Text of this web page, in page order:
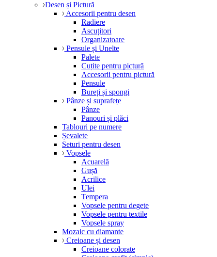
Desen și Pictură
Accesorii pentru desen
Radiere
Ascuțitori
Organizatoare
Pensule și Unelte
Palete
Cuțite pentru pictură
Accesorii pentru pictură
Pensule
Bureți și spongi
Pânze și suprafețe
Pânze
Panouri și plăci
Tablouri pe numere
Șevalete
Seturi pentru desen
Vopsele
Acuarelă
Gușă
Acrilice
Ulei
Tempera
Vopsele pentru degete
Vopsele pentru textile
Vopsele spray
Mozaic cu diamante
Creioane și desen
Creioane colorate